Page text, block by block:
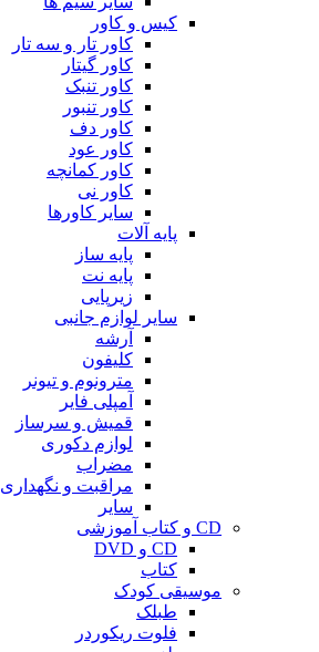
کیس و کاور
کاور تار و سه تار
کاور گیتار
کاور تنبک
کاور تنبور
کاور دف
کاور عود
کاور کمانچه
کاور نی
سایر کاورها
پایه آلات
پایه ساز
پایه نت
زیرپایی
سایر لوازم جانبی
آرشه
کلیفون
مترونوم و تیونر
آمپلی فایر
قمیش و سرساز
لوازم دکوری
مضراب
مراقبت و نگهداری
سایر
CD و کتاب آموزشی
CD و DVD
کتاب
موسیقی کودک
طبلک
فلوت ریکوردر